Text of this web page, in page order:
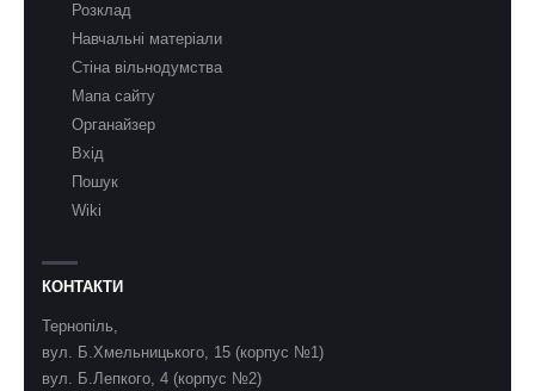
Розклад
Навчальні матеріали
Стіна вільнодумства
Мапа сайту
Органайзер
Вхід
Пошук
Wiki
КОНТАКТИ
Тернопіль,
вул. Б.Хмельницького, 15 (корпус №1)
вул. Б.Лепкого, 4 (корпус №2)